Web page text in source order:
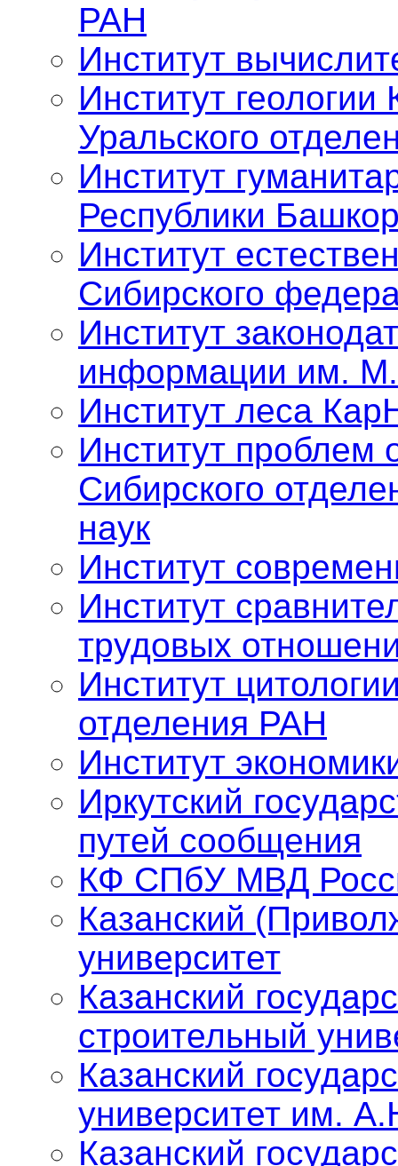
РАН
Институт
Институт
Уральского
Институт
Республики
Институт
Сибирского
Институт
информации им.
Институт леса
Институт проблем
Сибирского
наук
Институт
Институт
трудовых
Институт
отделения РАН
Институт
Иркутский
путей сообщения
КФ СПбУ МВД
Казанский
университет
Казанский
строительный
Казанский
университет им.
Казанский